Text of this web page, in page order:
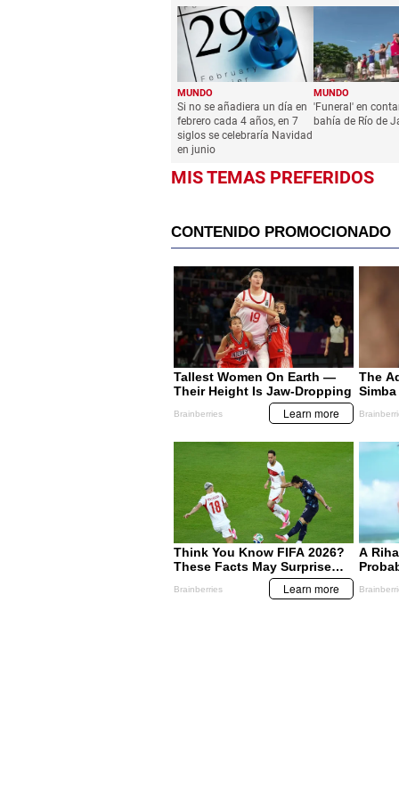
MUNDO
Si no se añadiera un día en
febrero cada 4 años, en 7
siglos se celebraría Navidad
en junio
MUNDO
'Funeral' en
bahía de Río de
MIS TEMAS PREFERIDOS